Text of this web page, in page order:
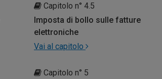
Capitolo n° 4.5
Imposta di bollo sulle fatture
elettroniche
Vai al capitolo
Capitolo n° 5